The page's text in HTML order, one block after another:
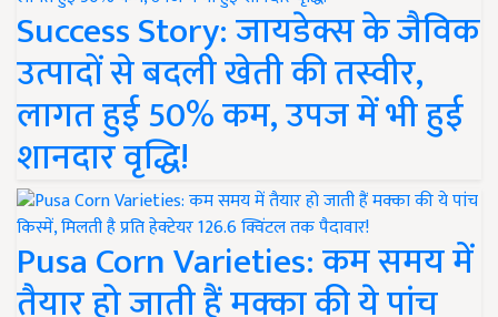
Success Story: जायडेक्स के जैविक
उत्पादों से बदली खेती की तस्वीर,
लागत हुई 50% कम, उपज में भी हुई
शानदार वृद्धि!
Pusa Corn Varieties: कम समय में
तैयार हो जाती हैं मक्का की ये पांच